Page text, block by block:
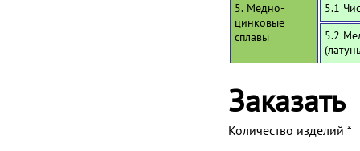
5. Медно-
цинковые
сплавы
5.1
5.2
Заказать
Количество изделий *